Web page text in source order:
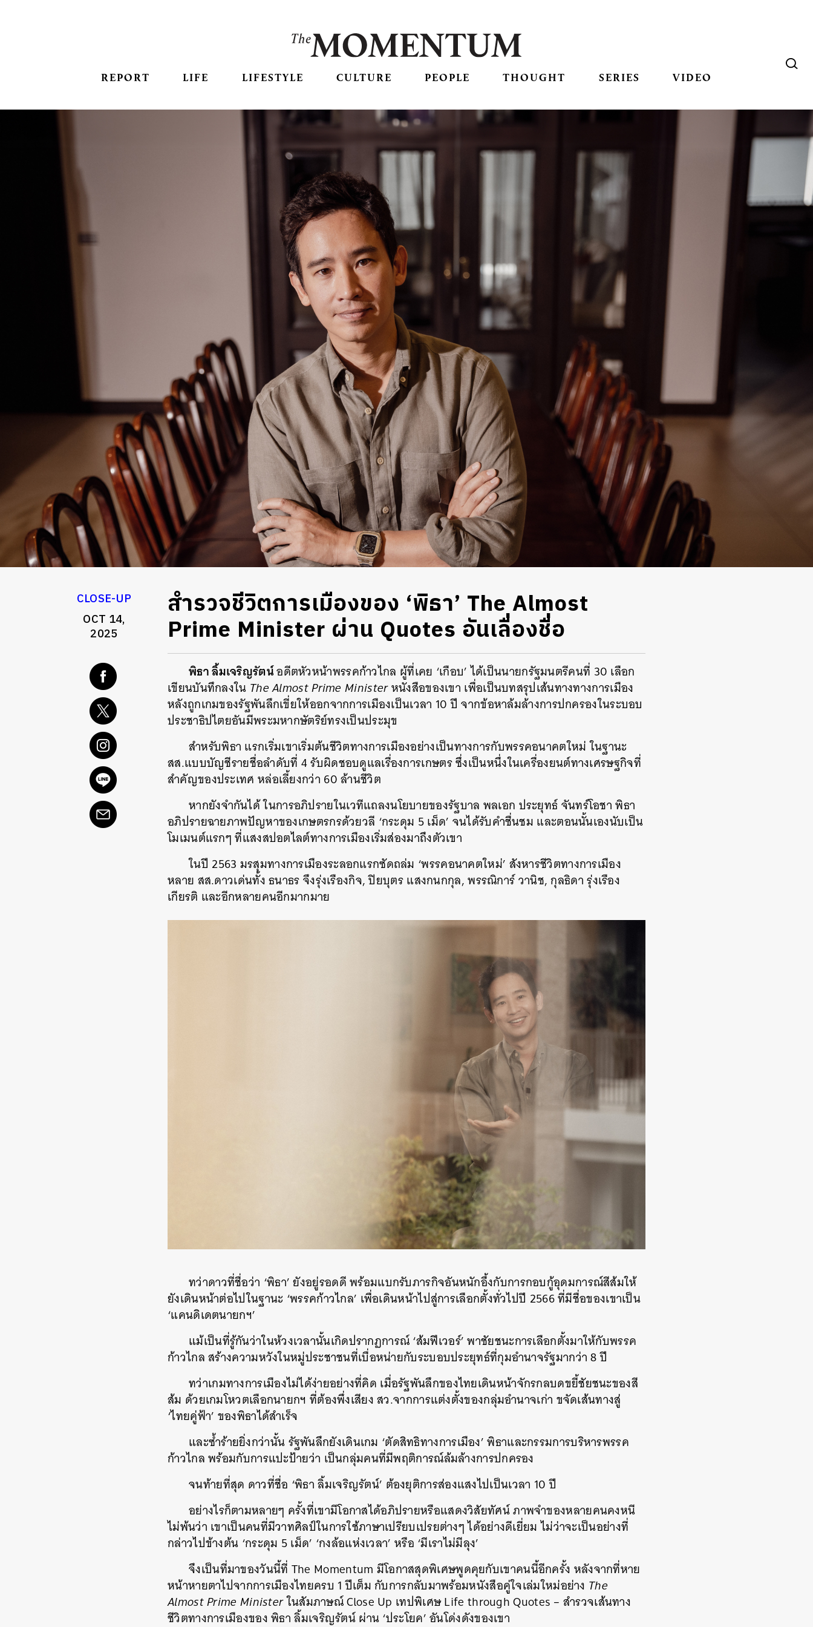
REPORT LIFE LIFESTYLE CULTURE PEOPLE THOUGHT SERIES VIDEO
CLOSE-UP
OCT 14,
2025
สำรวจชีวิตการเมืองของ ‘พิธา’ The Almost
Prime Minister ผ่าน Quotes อันเลื่องชื่อ
พิธา ลิ้มเจริญรัตน์อดีตหัวหน้าพรรคก้าวไกล ผู้ที่เคย ‘เกือบ’ ได้เป็นนายกรัฐมนตรีคนที่ 30 เลือก
เขียนบันทึกลงใน The Almost Prime Ministerหนังสือของเขา เพื่อเป็นบทสรุปเส้นทางทางการเมือง
หลังถูกเกมของรัฐพันลึกเขี่ยให้ออกจากการเมืองเป็นเวลา 10 ปี จากข้อหาล้มล้างการปกครองในระบอบ
ประชาธิปไตยอันมีพระมหากษัตริย์ทรงเป็นประมุข
สำหรับพิธา แรกเริ่มเขาเริ่มต้นชีวิตทางการเมืองอย่างเป็นทางการกับพรรคอนาคตใหม่ ในฐานะ
สส.แบบบัญชีรายชื่อลำดับที่ 4 รับผิดชอบดูแลเรื่องการเกษตร ซึ่งเป็นหนึ่งในเครื่องยนต์ทางเศรษฐกิจที่
สำคัญของประเทศ หล่อเลี้ยงกว่า 60 ล้านชีวิต
หากยังจำกันได้ ในการอภิปรายในเวทีแถลงนโยบายของรัฐบาล พลเอก ประยุทธ์ จันทร์โอชา พิธา
อภิปรายฉายภาพปัญหาของเกษตรกรด้วยวลี ‘กระดุม 5 เม็ด’ จนได้รับคำชื่นชม และตอนนั้นเองนับเป็น
โมเมนต์แรกๆ ที่แสงสปอตไลต์ทางการเมืองเริ่มส่องมาถึงตัวเขา
ในปี 2563 มรสุมทางการเมืองระลอกแรกซัดถล่ม ‘พรรคอนาคตใหม่’ สังหารชีวิตทางการเมือง
หลาย สส.ดาวเด่นทั้ง ธนาธร จึงรุ่งเรืองกิจ, ปิยบุตร แสงกนกกุล, พรรณิการ์ วานิช, กุลธิดา รุ่งเรือง
เกียรติ และอีกหลายคนอีกมากมาย
ทว่าดาวที่ชื่อว่า ‘พิธา’ ยังอยู่รอดดี พร้อมแบกรับภารกิจอันหนักอึ้งกับการกอบกู้อุดมการณ์สีส้มให้
ยังเดินหน้าต่อไปในฐานะ ‘พรรคก้าวไกล’ เพื่อเดินหน้าไปสู่การเลือกตั้งทั่วไปปี 2566 ที่มีชื่อของเขาเป็น
‘แคนดิเดตนายกฯ’
แม้เป็นที่รู้กันว่าในห้วงเวลานั้นเกิดปรากฏการณ์ ‘ส้มฟีเวอร์’ พาชัยชนะการเลือกตั้งมาให้กับพรรค
ก้าวไกล สร้างความหวังในหมู่ประชาชนที่เบื่อหน่ายกับระบอบประยุทธ์ที่กุมอำนาจรัฐมากว่า 8 ปี
ทว่าเกมทางการเมืองไม่ได้ง่ายอย่างที่คิด เมื่อรัฐพันลึกของไทยเดินหน้าจักรกลบดขยี้ชัยชนะของสี
ส้ม ด้วยเกมโหวตเลือกนายกฯ ที่ต้องพึ่งเสียง สว.จากการแต่งตั้งของกลุ่มอำนาจเก่า ขจัดเส้นทางสู่
‘ไทยคู่ฟ้า’ ของพิธาได้สำเร็จ
และซ้ำร้ายยิ่งกว่านั้น รัฐพันลึกยังเดินเกม ‘ตัดสิทธิทางการเมือง’ พิธาและกรรมการบริหารพรรค
ก้าวไกล พร้อมกับการแปะป้ายว่า เป็นกลุ่มคนที่มีพฤติการณ์ล้มล้างการปกครอง
จนท้ายที่สุด ดาวที่ชื่อ ‘พิธา ลิ้มเจริญรัตน์’ ต้องยุติการส่องแสงไปเป็นเวลา 10 ปี
อย่างไรก็ตามหลายๆ ครั้งที่เขามีโอกาสได้อภิปรายหรือแสดงวิสัยทัศน์ ภาพจำของหลายคนคงหนี
ไม่พ้นว่า เขาเป็นคนที่มีวาทศิลป์ในการใช้ภาษาเปรียบเปรยต่างๆ ได้อย่างดีเยี่ยม ไม่ว่าจะเป็นอย่างที่
กล่าวไปข้างต้น ‘กระดุม 5 เม็ด’ ‘กงล้อแห่งเวลา’ หรือ ‘มีเราไม่มีลุง’
จึงเป็นที่มาของวันนี้ที่ The Momentum มีโอกาสสุดพิเศษพูดคุยกับเขาคนนี้อีกครั้ง หลังจากที่หาย
หน้าหายตาไปจากการเมืองไทยครบ 1 ปีเต็ม กับการกลับมาพร้อมหนังสือคู่ใจเล่มใหม่อย่าง The
Almost Prime Ministerในสัมภาษณ์ Close Up เทปพิเศษ Life through Quotes – สำรวจเส้นทาง
ชีวิตทางการเมืองของ พิธา ลิ้มเจริญรัตน์ ผ่าน ‘ประโยค’ อันโด่งดังของเขา
ค้นหา
SHARE TWEET LINE EMAIL